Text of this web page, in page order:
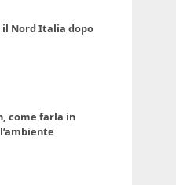
Nord Italia dopo
come farla in